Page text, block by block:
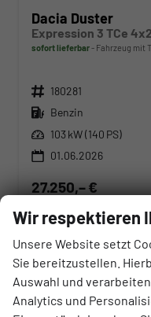
Dacia Duster
sofort lieferbar Fahrzeug mit
Fahrzeugnr. 180281
Kraftstoff Benzin
Leistung 103 kW (140 PS)
01.06.2026
27.250,– €
inkl. NoVA
Verbrauch
CO2-Klasse: D
CO2-Emissionen:
Wir respektieren
Unsere Website setzt
Sie bereitzustellen.
Auswahl und
Analytics und